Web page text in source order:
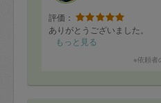
評価：
ありがとうございました。
もっと見る
※依頼者